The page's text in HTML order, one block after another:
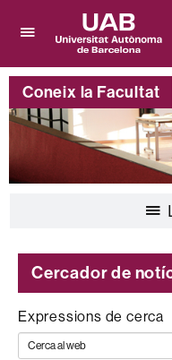
per
desplegar
el
menú
de
d'Economia
i
Universitat
Autònoma
de
Barcelona
Coneix la Facultat
Cercador de
Expressions de cerca